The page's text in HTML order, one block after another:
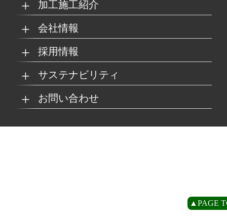
▲PAGE
MKブランド製品 新商品紹介
取扱製品情報
SDSダウンロード
加工施工紹介
グループの総合力 乗り物
工場
環境 商業施設
会社情報
会社概要 経営理念
沿革
採用情報
マイナビ採用ページ
サステナビリティ
リサイクルへの取り組
SDGsへの取り組み
お問い合わせ